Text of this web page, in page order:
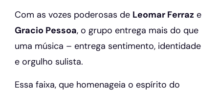
Com as vozes poderosas de Leomar Ferraz e
Gracio Pessoa, o grupo entrega mais do que
uma música – entrega sentimento, identidade
e orgulho sulista.
Essa faixa, que homenageia o espírito do